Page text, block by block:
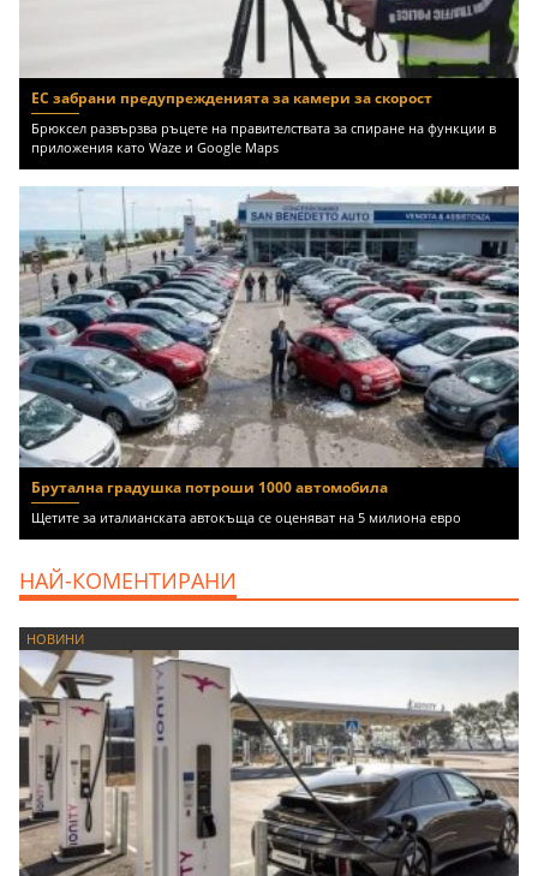
ЕС забрани предупрежденията за камери за скорост
Брюксел развързва ръцете на правителствата за спиране на функции в
приложения като Waze и Google Maps
Брутална градушка потроши 1000 автомобила
Щетите за италианската автокъща се оценяват на 5 милиона евро
НАЙ-КОМЕНТИРАНИ
НОВИНИ